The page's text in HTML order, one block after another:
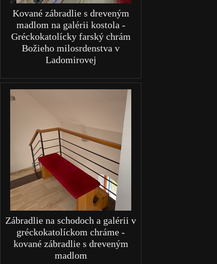
Kované zábradlie s dreveným
madlom na galérii kostola -
Gréckokatolícky farský chrám
Božieho milosrdenstva v
Ladomirovej
Zábradlie na schodoch a galérii v
gréckokatolíckom chráme -
kované zábradlie s dreveným
madlom